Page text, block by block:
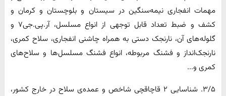
مهمات انفجاری نیمه‌سنگین در سیستان و بلوچستان و کرمان و
کشف و ضبط تعداد قابل توجهی از انواع مسلسل، آر.پی.جی۷ و
گلوله‌های آن، نارنجک دستی به همراه چاشنی انفجاری، سلاح کمری،
نارنجک‌انداز و فشنگ مربوطه، انواع فشنگ مسلسل‌ها و سلاح‌های
کمری و...
۳/۵. شناسایی ۲ قاچاقچی شاخص و عمده‌ی سلاح در خارج کشور،